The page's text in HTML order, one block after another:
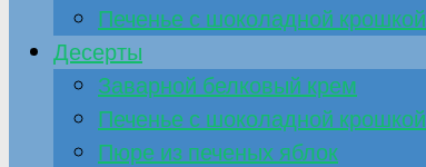
Печенье с шоколадной крошкой
Десерты
Заварной белковый крем
Печенье с шоколадной крошкой
Пюре из печеных яблок